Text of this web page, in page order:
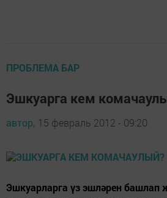
ПРОБЛЕМА БАР
Эшкуарга кем
автор, 15 февраль 2012 - 09:20
Эшкуарларга үз эшләрен башлап